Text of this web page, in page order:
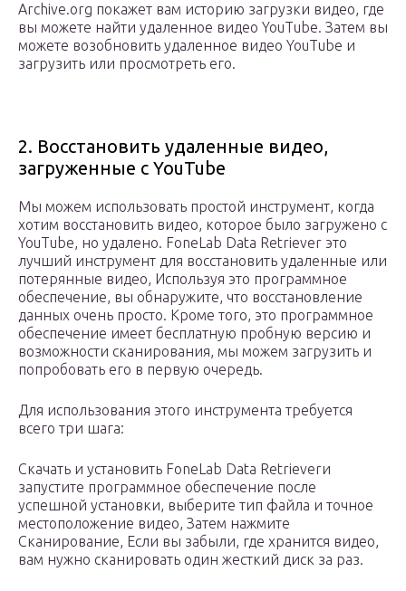
Archive.org покажет вам историю загрузки видео, где
вы можете найти удаленное видео YouTube. Затем вы
можете возобновить удаленное видео YouTube и
загрузить или просмотреть его.
2. Восстановить удаленные видео,
загруженные с YouTube
Мы можем использовать простой инструмент, когда
хотим восстановить видео, которое было загружено с
YouTube, но удалено. FoneLab Data Retriever это
лучший инструмент для восстановить удаленные или
потерянные видео, Используя это программное
обеспечение, вы обнаружите, что восстановление
данных очень просто. Кроме того, это программное
обеспечение имеет бесплатную пробную версию и
возможности сканирования, мы можем загрузить и
попробовать его в первую очередь.
Для использования этого инструмента требуется
всего три шага:
Скачать и установить FoneLab Data Retrieverи
запустите программное обеспечение после
успешной установки, выберите тип файла и точное
местоположение видео, Затем нажмите
Сканирование, Если вы забыли, где хранится видео,
вам нужно сканировать один жесткий диск за раз.